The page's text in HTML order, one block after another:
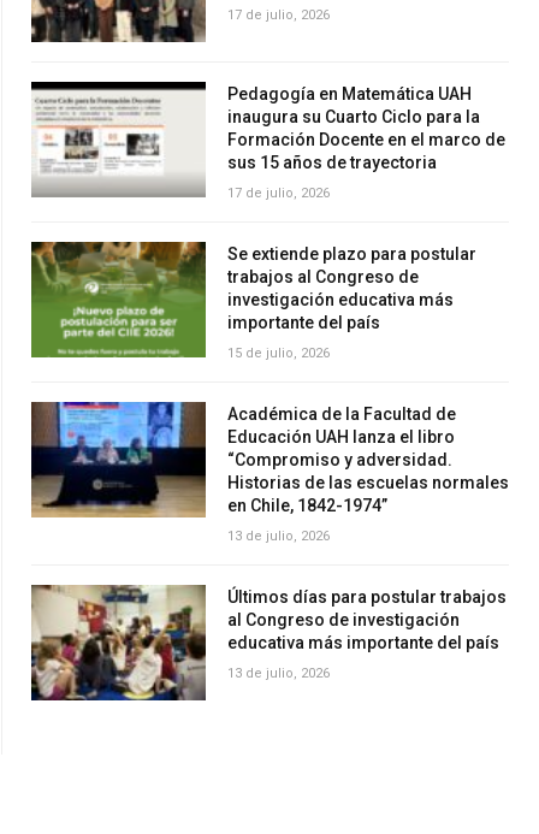
17 de julio, 2026
Pedagogía en Matemática UAH
inaugura su Cuarto Ciclo para la
Formación Docente en el marco de
sus 15 años de trayectoria
17 de julio, 2026
Se extiende plazo para postular
trabajos al Congreso de
investigación educativa más
importante del país
15 de julio, 2026
Académica de la Facultad de
Educación UAH lanza el libro
“Compromiso y adversidad.
Historias de las escuelas normales
en Chile, 1842-1974”
13 de julio, 2026
Últimos días para postular trabajos
al Congreso de investigación
educativa más importante del país
13 de julio, 2026